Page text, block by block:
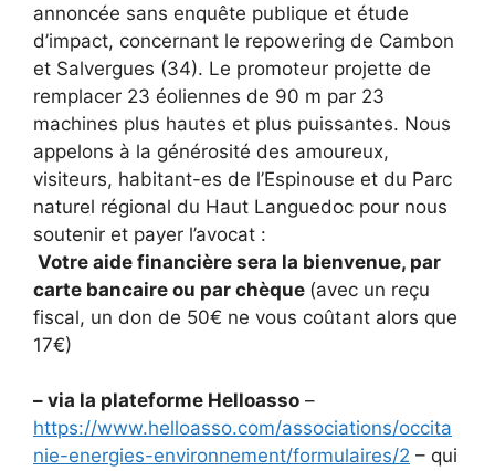
annoncée sans enquête publique et étude
d’impact, concernant le repowering de Cambon
et Salvergues (34). Le promoteur projette de
remplacer 23 éoliennes de 90 m par 23
machines plus hautes et plus puissantes. Nous
appelons à la générosité des amoureux,
visiteurs, habitant-es de l’Espinouse et du Parc
naturel régional du Haut Languedoc pour nous
soutenir et payer l’avocat :
Votre aide financière sera la bienvenue, par
carte bancaire ou par chèque (avec un reçu
fiscal, un don de 50€ ne vous coûtant alors que
17€)
– via la plateforme Helloasso –
https://www.helloasso.com/associations/occita
nie-energies-environnement/formulaires/2 – qui